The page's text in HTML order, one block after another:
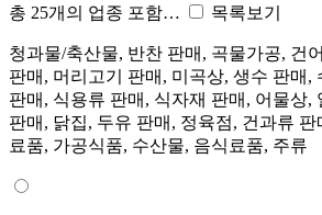
총 25개의 업종 포함…
목록보기
청과물/축산물, 반찬 판매, 곡물가공, 건
판매, 머리고기 판매, 미곡상, 생수 판매,
판매, 식용류 판매, 식자재 판매, 어물상,
판매, 닭집, 두유 판매, 정육점, 건과류
료품, 가공식품, 수산물, 음식료품, 주류